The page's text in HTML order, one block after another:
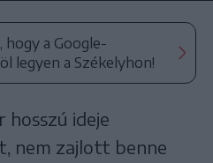
a Google-
legyen a Székelyhon!
hosszú ideje
nem zajlott benne